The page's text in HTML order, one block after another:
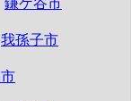
鎌ケ谷市
我孫子市